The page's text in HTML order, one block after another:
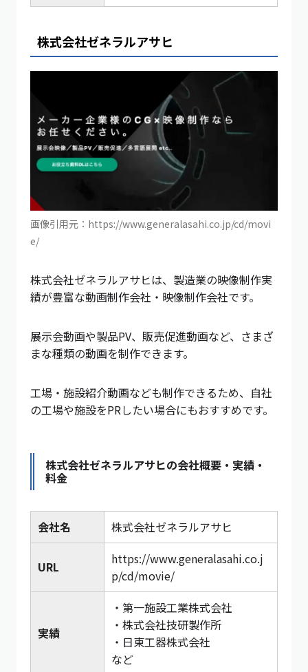
株式会社ゼネラルアサヒ
画像引用元：https://www.generalasahi.co.jp/cd/movi
e/
株式会社ゼネラルアサヒは、製造業の映像制作実
績が豊富な動画制作会社・映像制作会社です。
展示会動画や製品PV、販売促進動画など、さまざ
まな種類の動画を制作できます。
工場・施設紹介動画なども制作できるため、自社
の工場や施設をPRしたい場合にもおすすめです。
株式会社ゼネラルアサヒの会社概要・実績・
料金
会社名 株式会社ゼネラルアサヒ
URL
https://www.generalasahi.co.j
p/cd/movie/
実績
・第一施設工業株式会社
・株式会社技研製作所
・日東工器株式会社
など